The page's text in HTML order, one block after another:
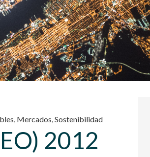
, Mercados,Sostenibilidad
2012